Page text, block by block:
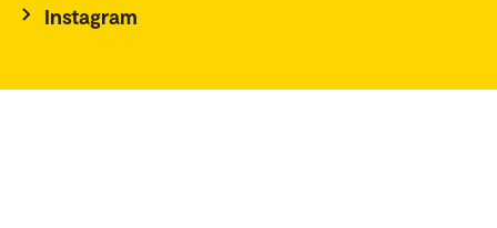
Instagram